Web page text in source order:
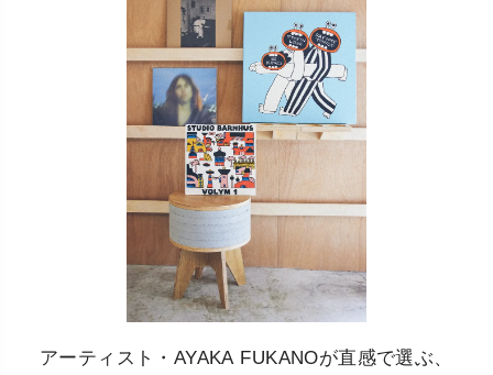
アーティスト・AYAKA FUKANOが直感で選ぶ、